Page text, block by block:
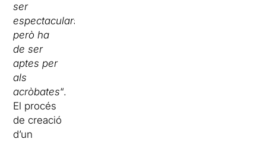
ser
espectaculars
però ha
de ser
aptes per
als
acròbates“.
El procés
de creació
d’un